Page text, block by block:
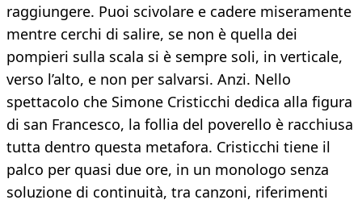
raggiungere. Puoi scivolare e cadere miseramente
mentre cerchi di salire, se non è quella dei
pompieri sulla scala si è sempre soli, in verticale,
verso l’alto, e non per salvarsi. Anzi. Nello
spettacolo che Simone Cristicchi dedica alla figura
di san Francesco, la follia del poverello è racchiusa
tutta dentro questa metafora. Cristicchi tiene il
palco per quasi due ore, in un monologo senza
soluzione di continuità, tra canzoni, riferimenti